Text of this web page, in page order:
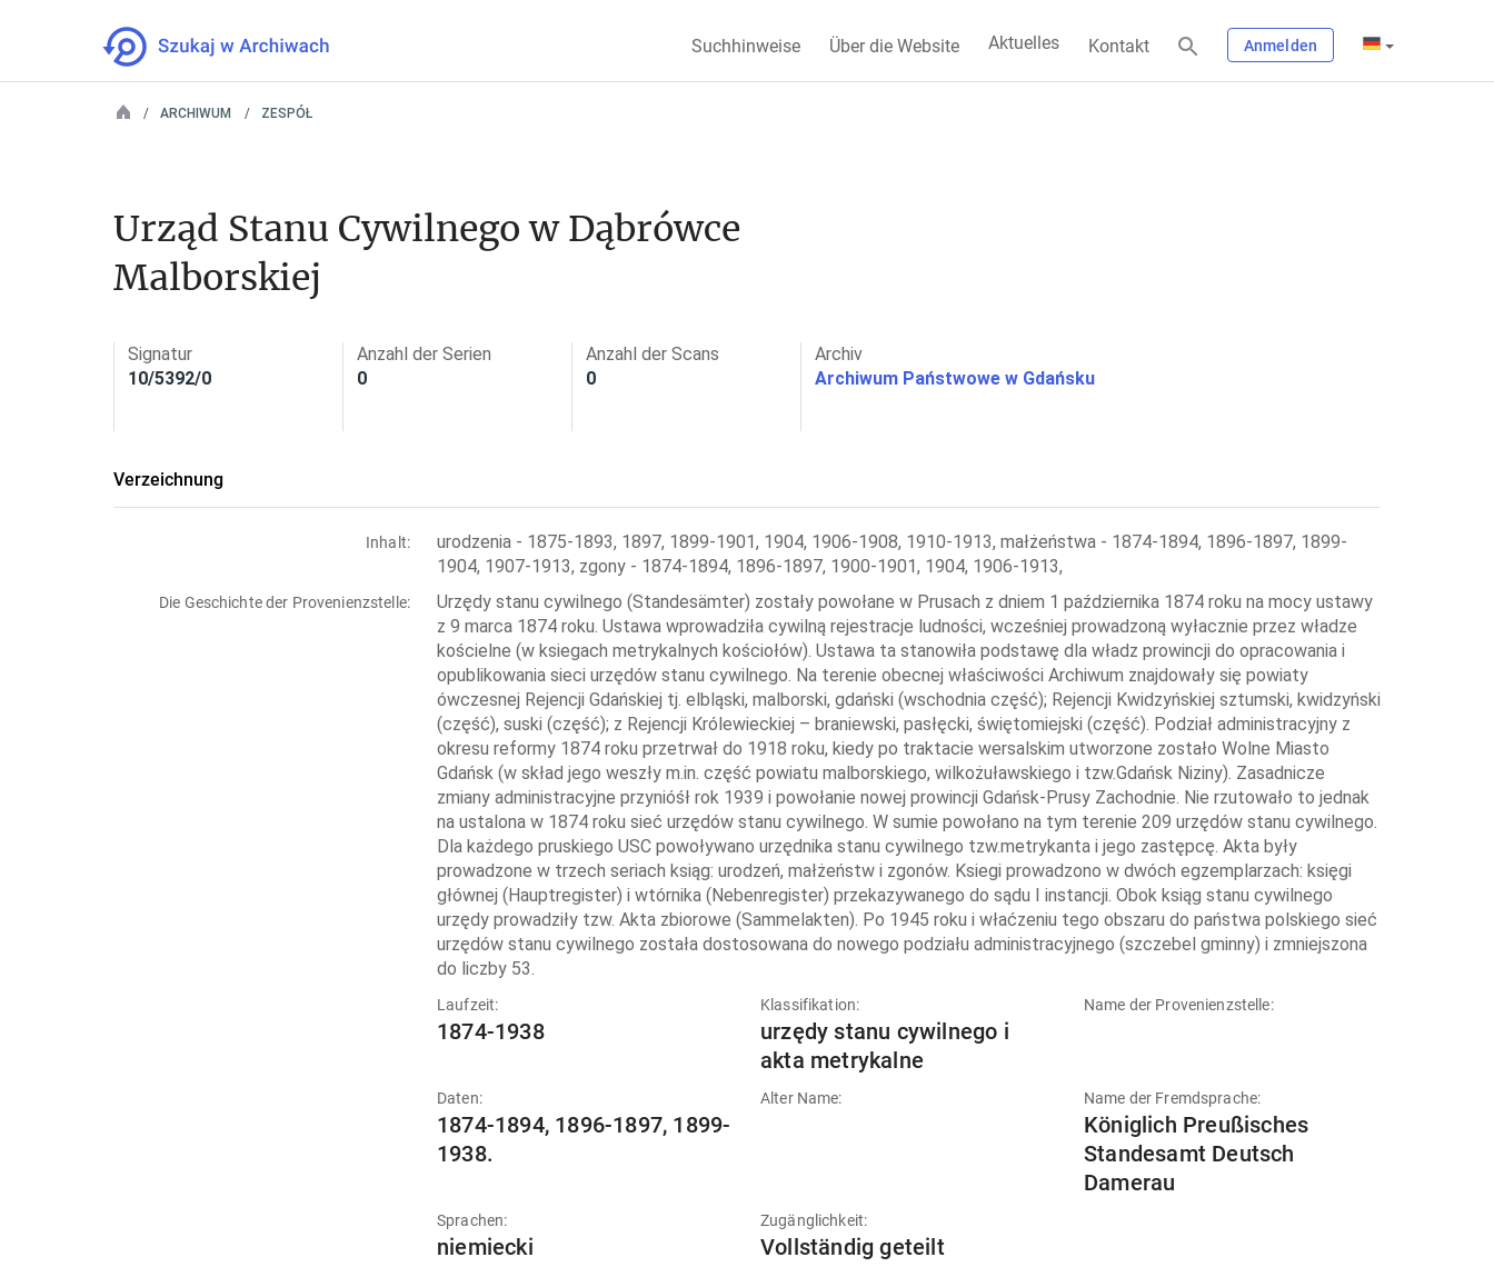
Suchhinweise Über die Website Aktuelles Kontakt Anmelden
ARCHIWUM ZESPÓŁ
Urząd Stanu Cywilnego w Dąbrówce
Malborskiej
Signatur
10/5392/0
Anzahl der Serien
0
Anzahl der Scans
0
Archiv
Archiwum Państwowe w Gdańsku
Verzeichnung
Inhalt:
urodzenia - 1875-1893, 1897, 1899-1901, 1904, 1906-1908, 1910-1913, małżeństwa - 1874-1894, 1896-1897, 1899-
1904, 1907-1913, zgony - 1874-1894, 1896-1897, 1900-1901, 1904, 1906-1913,
Die Geschichte der Provenienzstelle:
Urzędy stanu cywilnego (Standesämter) zostały powołane w Prusach z dniem 1 października 1874 roku na mocy ustawy
z 9 marca 1874 roku. Ustawa wprowadziła cywilną rejestracje ludności, wcześniej prowadzoną wyłacznie przez władze
kościelne (w ksiegach metrykalnych kościołów). Ustawa ta stanowiła podstawę dla władz prowincji do opracowania i
opublikowania sieci urzędów stanu cywilnego. Na terenie obecnej właściwości Archiwum znajdowały się powiaty
ówczesnej Rejencji Gdańskiej tj. elbląski, malborski, gdański (wschodnia część); Rejencji Kwidzyńskiej sztumski, kwidzyński
(część), suski (część); z Rejencji Królewieckiej – braniewski, pasłęcki, świętomiejski (część). Podział administracyjny z
okresu reformy 1874 roku przetrwał do 1918 roku, kiedy po traktacie wersalskim utworzone zostało Wolne Miasto
Gdańsk (w skład jego weszły m.in. część powiatu malborskiego, wilkożuławskiego i tzw.Gdańsk Niziny). Zasadnicze
zmiany administracyjne przynióśł rok 1939 i powołanie nowej prowincji Gdańsk-Prusy Zachodnie. Nie rzutowało to jednak
na ustalona w 1874 roku sieć urzędów stanu cywilnego. W sumie powołano na tym terenie 209 urzędów stanu cywilnego.
Dla każdego pruskiego USC powoływano urzędnika stanu cywilnego tzw.metrykanta i jego zastępcę. Akta były
prowadzone w trzech seriach ksiąg: urodzeń, małżeństw i zgonów. Ksiegi prowadzono w dwóch egzemplarzach: księgi
głównej (Hauptregister) i wtórnika (Nebenregister) przekazywanego do sądu I instancji. Obok ksiąg stanu cywilnego
urzędy prowadziły tzw. Akta zbiorowe (Sammelakten). Po 1945 roku i właćzeniu tego obszaru do państwa polskiego sieć
urzędów stanu cywilnego została dostosowana do nowego podziału administracyjnego (szczebel gminny) i zmniejszona
do liczby 53.
Laufzeit:
1874-1938
Klassifikation:
urzędy stanu cywilnego i
akta metrykalne
Name der Provenienzstelle:
Daten:
1874-1894, 1896-1897, 1899-
1938.
Alter Name: Name der Fremdsprache:
Königlich Preußisches
Standesamt Deutsch
Damerau
Sprachen:
niemiecki
Zugänglichkeit:
Vollständig geteilt